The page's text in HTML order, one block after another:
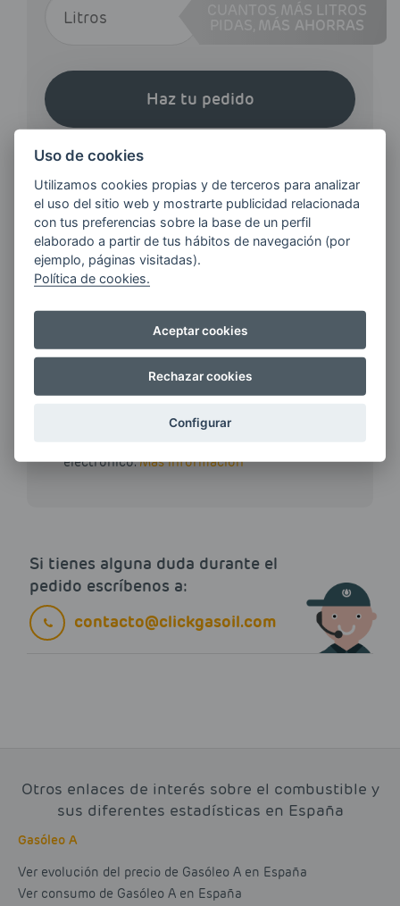
CUANTOS MÁS LITROS
MÁS AHORRAS
Haz tu pedido
¿QUIERES ESTAR AL DÍA DE
LAS
ÚLTIMAS NOVEDADES?
Quiero recibir las últimas novedades de AVIA
electrónico.Más información
Si tienes alguna duda durante el
pedido escríbenos a:
contacto@clickgasoil.com
Otros enlaces de interés sobre el combustible y
sus diferentes estadísticas en España
Gasóleo A
Ver evolución del precio de Gasóleo A en España
Ver consumo de Gasóleo A en España
Uso de cookies
Utilizamos cookies propias y de terceros para analizar
el uso del sitio web y mostrarte publicidad relacionada
con tus preferencias sobre la base de un perfil
elaborado a partir de tus hábitos de navegación (por
ejemplo, páginas visitadas).
Política de cookies.
Aceptar cookies
Rechazar cookies
Configurar